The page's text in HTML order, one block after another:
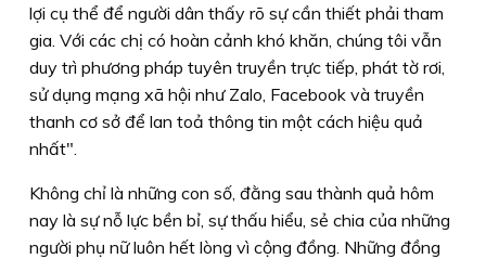
lợi cụ thể để người dân thấy rõ sự cần thiết phải tham
gia. Với các chị có hoàn cảnh khó khăn, chúng tôi vẫn
duy trì phương pháp tuyên truyền trực tiếp, phát tờ rơi,
sử dụng mạng xã hội như Zalo, Facebook và truyền
thanh cơ sở để lan toả thông tin một cách hiệu quả
nhất".
Không chỉ là những con số, đằng sau thành quả hôm
nay là sự nỗ lực bền bỉ, sự thấu hiểu, sẻ chia của những
người phụ nữ luôn hết lòng vì cộng đồng. Những đồng